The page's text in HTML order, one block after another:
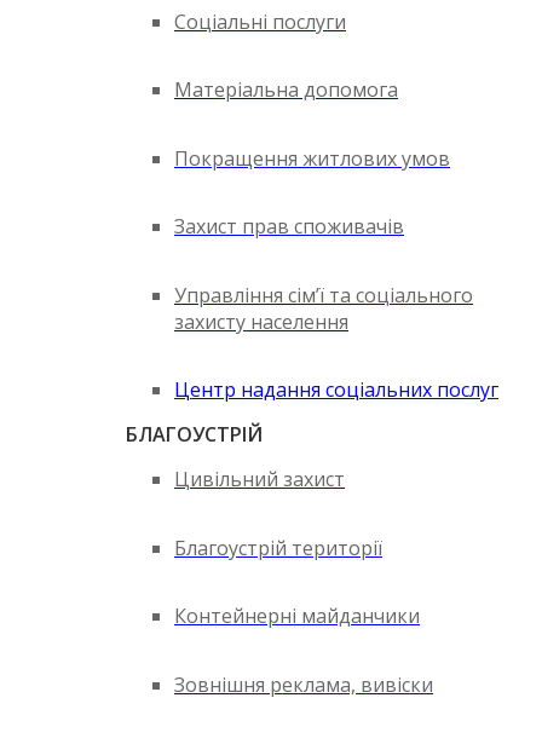
Соціальні послуги
Матеріальна допомога
Покращення житлових умов
Захист прав споживачів
Управління сім’ї та соціального
захисту населення
Центр надання соціальних послуг
БЛАГОУСТРІЙ
Цивільний захист
Благоустрій території
Контейнерні майданчики
Зовнішня реклама, вивіски